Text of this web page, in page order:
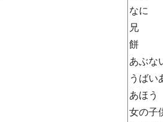
なに
兄
餅
あぶな
うばい
あほう
女の子